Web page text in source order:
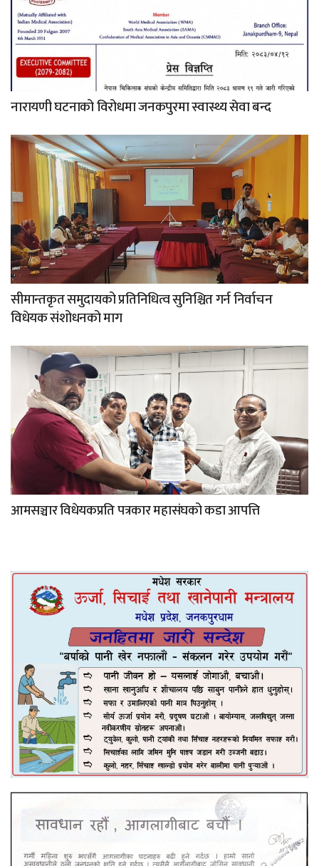
नारायणी घटनाको विरोधमा जनकपुरमा स्वास्थ्य सेवा बन्द
सीमान्तकृत समुदायको प्रतिनिधित्व सुनिश्चित गर्न निर्वाचन
विधेयक संशोधनको माग
आमसञ्चार विधेयकप्रति पत्रकार महासंघको कडा आपत्ति